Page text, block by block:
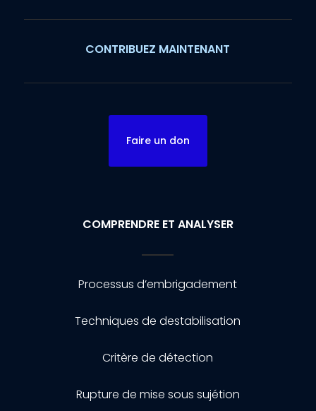
CONTRIBUEZ MAINTENANT
Faire un don
COMPRENDRE ET ANALYSER
Processus d’embrigadement
Techniques de destabilisation
Critère de détection
Rupture de mise sous sujétion